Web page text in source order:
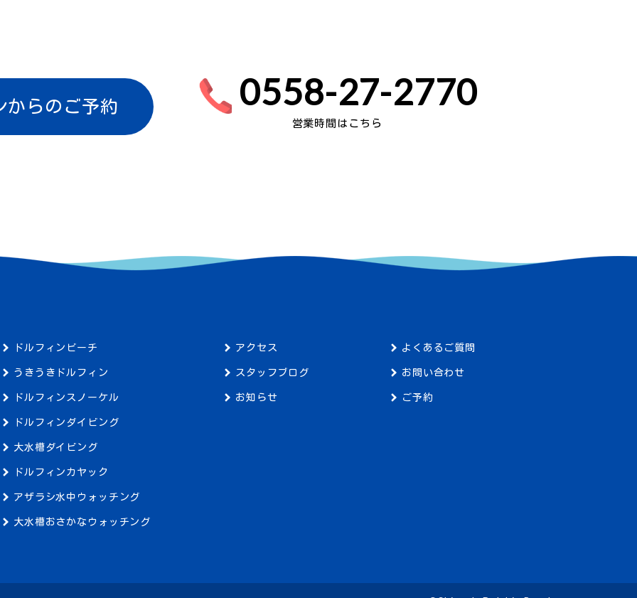
らのご予約 0558-27-2770
営業時間はこちら
ドルフィンビーチ
うきうきドルフィン
ドルフィンスノーケル
ドルフィンダイビング
大水槽ダイビング
ドルフィンカヤック
アザラシ水中ウォッチング
大水槽おさかなウォッチング
アクセス
スタッフブログ
お知らせ
よくあるご質問
お問い合わせ
ご予約